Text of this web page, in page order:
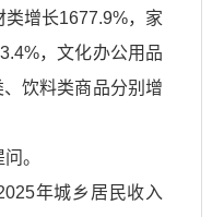
增长1677.9%，家
，文化办公用品
饮料类商品分别增
。
年城乡居民收入